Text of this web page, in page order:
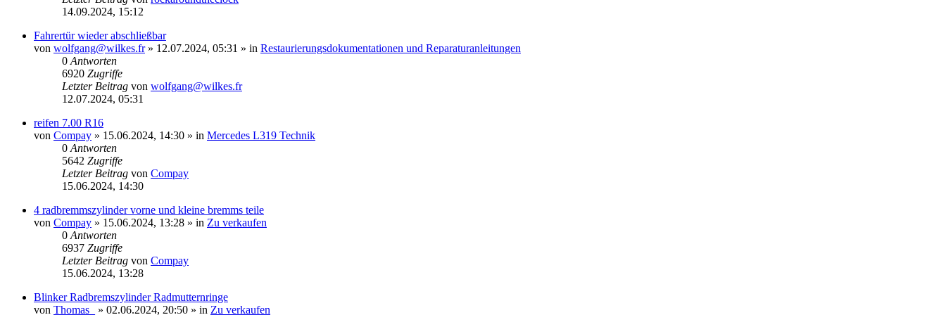
14.09.2024, 15:12
Fahrertür wieder abschließbar
von wolfgang@wilkes.fr» 12.07.2024, 05:31 » in Restaurierungsdokumentationen und Reparaturanleitungen
0 Antworten
6920 Zugriffe
Letzter Beitrag von wolfgang@wilkes.fr
12.07.2024, 05:31
reifen 7.00 R16
von Compay » 15.06.2024, 14:30 » in Mercedes L319 Technik
0 Antworten
5642 Zugriffe
Letzter Beitrag von Compay
15.06.2024, 14:30
4 radbremmszylinder vorne und kleine bremms teile
von Compay » 15.06.2024, 13:28 » in Zu verkaufen
0 Antworten
6937 Zugriffe
Letzter Beitrag von Compay
15.06.2024, 13:28
Blinker Radbremszylinder Radmutternringe
von Thomas_ » 02.06.2024, 20:50 » in Zu verkaufen